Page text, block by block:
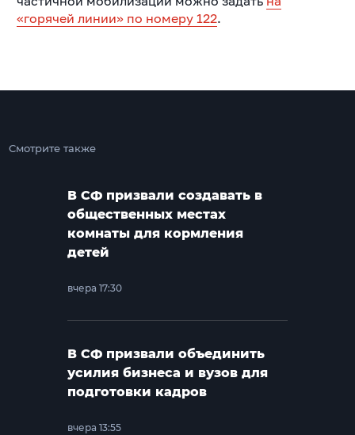
«горячей линии» по номеру 122.
Смотрите также
В СФ призвали создавать в
общественных местах
комнаты для кормления
детей
вчера 17:30
В СФ призвали объединить
усилия бизнеса и вузов для
подготовки кадров
вчера 13:55